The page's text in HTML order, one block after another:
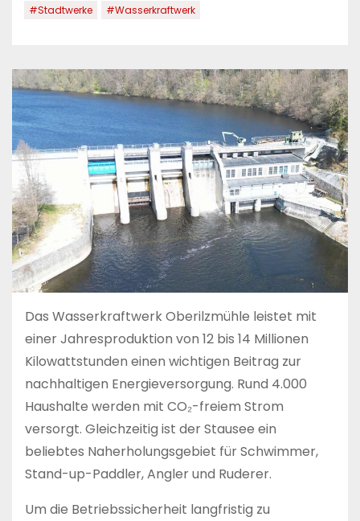
#Stadtwerke
#Wasserkraftwerk
Das Wasserkraftwerk Oberilzmühle leistet mit
einer Jahresproduktion von 12 bis 14 Millionen
Kilowattstunden einen wichtigen Beitrag zur
nachhaltigen Energieversorgung. Rund 4.000
Haushalte werden mit CO₂-freiem Strom
versorgt. Gleichzeitig ist der Stausee ein
beliebtes Naherholungsgebiet für Schwimmer,
Stand-up-Paddler, Angler und Ruderer.
Um die Betriebssicherheit langfristig zu